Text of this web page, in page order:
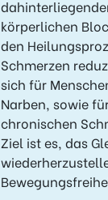
körperlichen
den
Schmerzen
sich für
Narben, sowie
chronischen
Ziel ist es, das